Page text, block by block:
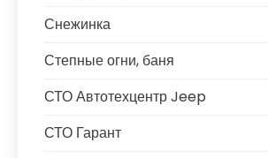
Снежинка
Степные огни, баня
СТО Автотехцентр Jeep
СТО Гарант